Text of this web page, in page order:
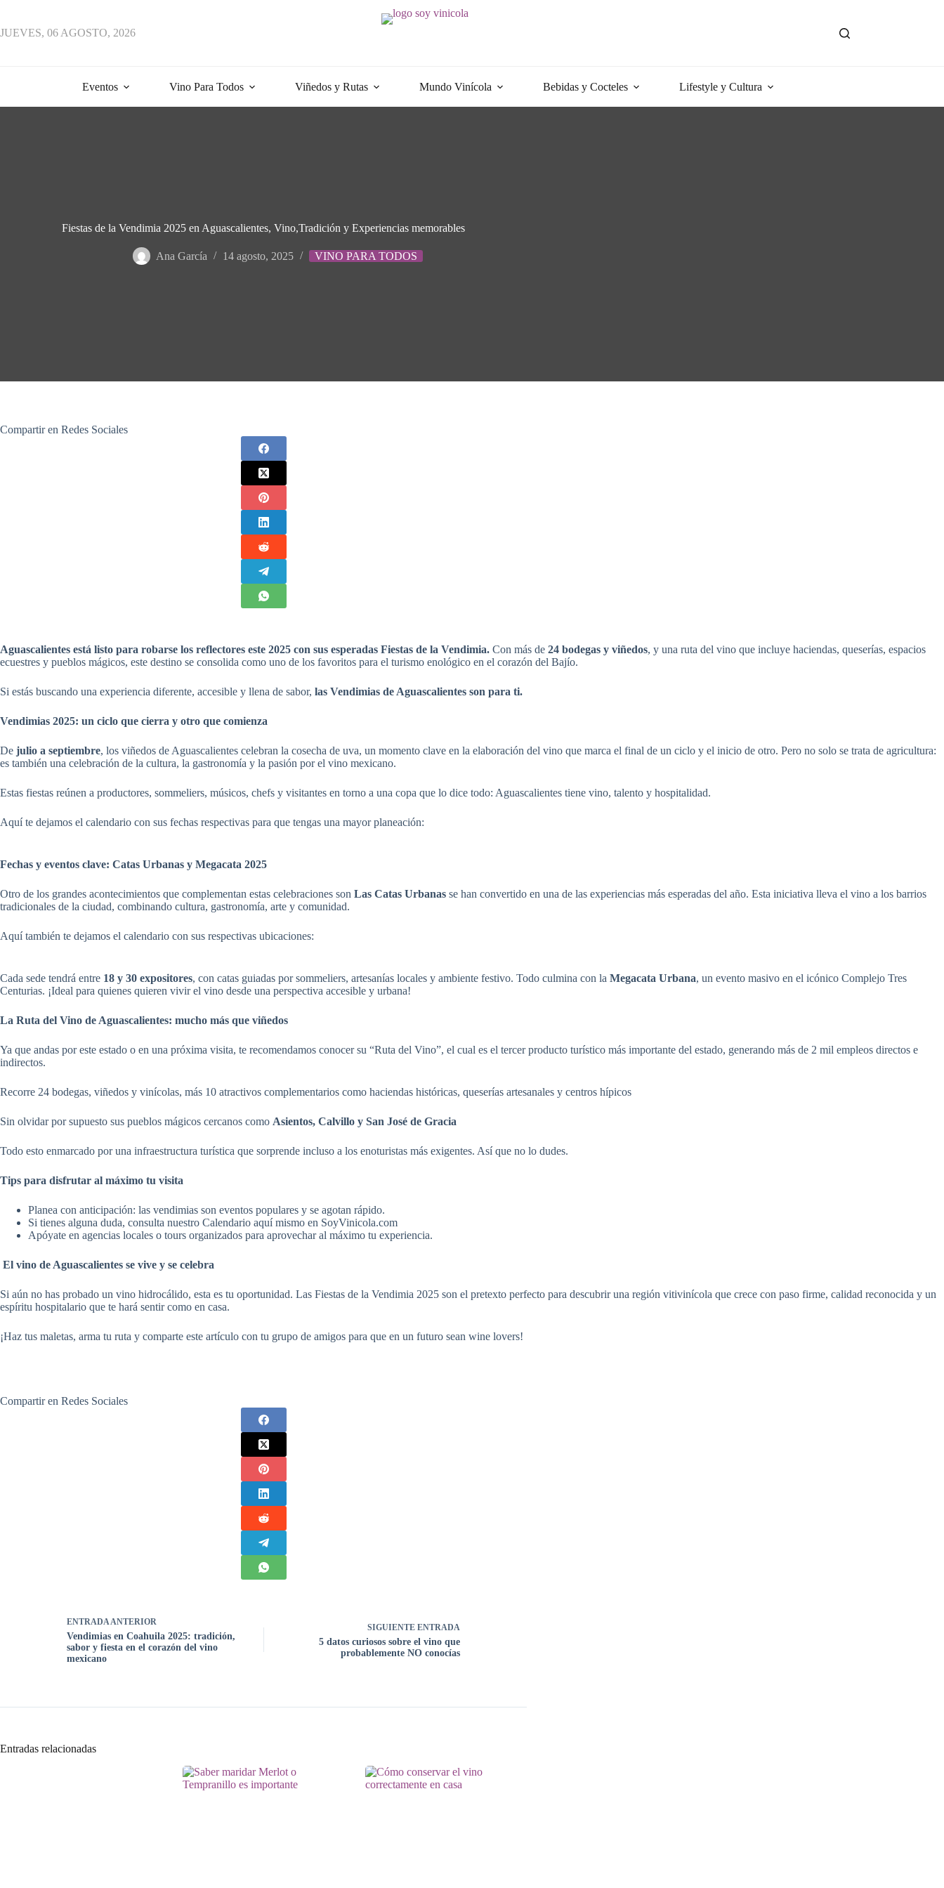
contenido
JUEVES, 06 AGOSTO, 2026
Eventos Vino Para Todos Viñedos y Rutas Mundo Vinícola Bebidas y Cocteles Lifestyle y Cultura
Fiestas de la Vendimia 2025 en Aguascalientes, Vino,Tradición y Experiencias memorables
Ana García 14 agosto, 2025 VINO PARA TODOS
Compartir en Redes Sociales
Aguascalientes está listo para robarse los reflectores este 2025 con sus esperadas Fiestas de la Vendimia. Con más de 24 bodegas y viñedos, y una ruta del vino que incluye haciendas, queserías, espacios
ecuestres y pueblos mágicos, este destino se consolida como uno de los favoritos para el turismo enológico en el corazón del Bajío.
Si estás buscando una experiencia diferente, accesible y llena de sabor, las Vendimias de Aguascalientes son para ti.
Vendimias 2025: un ciclo que cierra y otro que comienza
De julio a septiembre, los viñedos de Aguascalientes celebran la cosecha de uva, un momento clave en la elaboración del vino que marca el final de un ciclo y el inicio de otro. Pero no solo se trata de agricultura:
es también una celebración de la cultura, la gastronomía y la pasión por el vino mexicano.
Estas fiestas reúnen a productores, sommeliers, músicos, chefs y visitantes en torno a una copa que lo dice todo: Aguascalientes tiene vino, talento y hospitalidad.
Aquí te dejamos el calendario con sus fechas respectivas para que tengas una mayor planeación:
Fechas y eventos clave: Catas Urbanas y Megacata 2025
Otro de los grandes acontecimientos que complementan estas celebraciones son Las Catas Urbanas se han convertido en una de las experiencias más esperadas del año. Esta iniciativa lleva el vino a los barrios
tradicionales de la ciudad, combinando cultura, gastronomía, arte y comunidad.
Aquí también te dejamos el calendario con sus respectivas ubicaciones:
Cada sede tendrá entre 18 y 30 expositores, con catas guiadas por sommeliers, artesanías locales y ambiente festivo. Todo culmina con la Megacata Urbana, un evento masivo en el icónico Complejo Tres
Centurias. ¡Ideal para quienes quieren vivir el vino desde una perspectiva accesible y urbana!
La Ruta del Vino de Aguascalientes: mucho más que viñedos
Ya que andas por este estado o en una próxima visita, te recomendamos conocer su “Ruta del Vino”, el cual es el tercer producto turístico más importante del estado, generando más de 2 mil empleos directos e
indirectos.
Recorre 24 bodegas, viñedos y vinícolas, más 10 atractivos complementarios como haciendas históricas, queserías artesanales y centros hípicos
Sin olvidar por supuesto sus pueblos mágicos cercanos como Asientos, Calvillo y San José de Gracia
Todo esto enmarcado por una infraestructura turística que sorprende incluso a los enoturistas más exigentes. Así que no lo dudes.
Tips para disfrutar al máximo tu visita
Planea con anticipación: las vendimias son eventos populares y se agotan rápido.
Si tienes alguna duda, consulta nuestro Calendario aquí mismo en SoyVinicola.com
Apóyate en agencias locales o tours organizados para aprovechar al máximo tu experiencia.
El vino de Aguascalientes se vive y se celebra
Si aún no has probado un vino hidrocálido, esta es tu oportunidad. Las Fiestas de la Vendimia 2025 son el pretexto perfecto para descubrir una región vitivinícola que crece con paso firme, calidad reconocida y un
espíritu hospitalario que te hará sentir como en casa.
¡Haz tus maletas, arma tu ruta y comparte este artículo con tu grupo de amigos para que en un futuro sean wine lovers!
Compartir en Redes Sociales
ENTRADAANTERIOR
Vendimias en Coahuila 2025: tradición,
sabor y fiesta en el corazón del vino
mexicano
SIGUIENTE ENTRADA
5 datos curiosos sobre el vino que
probablemente NO conocías
Entradas relacionadas